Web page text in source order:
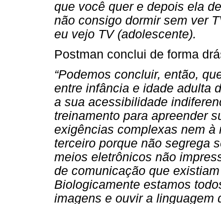
que você quer e depois ela
não consigo dormir sem ver
eu vejo TV (adolescente).
Postman conclui de forma
“Podemos concluir, então,
entre infância e idade adulta
a sua acessibilidade
treinamento para apreender
exigências complexas nem à
terceiro porque não segrega
meios eletrônicos não
de comunicação que
Biologicamente estamos
imagens e ouvir a linguagem